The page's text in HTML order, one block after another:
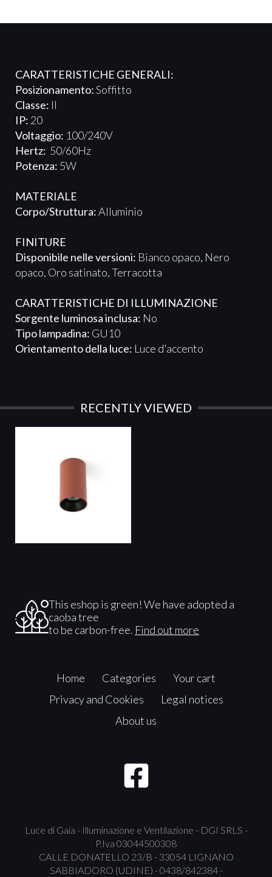
CARATTERISTICHE GENERALI:
Posizionamento:Soffitto
Classe: II
IP: 20
Voltaggio: 100/240V
Hertz: 50/60Hz
Potenza: 5W
MATERIALE
Corpo/Struttura:Alluminio
FINITURE
Disponibile nelle versioni: Bianco opaco, Nero
opaco, Oro satinato, Terracotta
CARATTERISTICHE DI ILLUMINAZIONE
Sorgente luminosa inclusa: No
Tipo lampadina: GU10
Orientamento della luce: Luce d'accento
RECENTLY VIEWED
This eshop is green! We have adopted a
caoba tree
to be carbon-free. Find out more
Home Categories
Your cart
Privacy and Cookies
Legal notices
About us
Luce di Gaia - Illuminazione e Ventilazione - DGI SRLS -
P.Iva 03044500308
CALLE DONATELLO 23/B - 33054 LIGNANO
SABBIADORO (UDINE) - 0438/842384 -